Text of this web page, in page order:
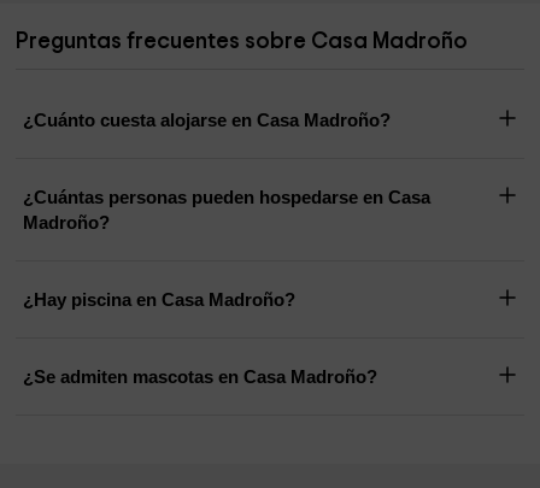
Preguntas frecuentes sobre Casa Madroño
¿Cuánto cuesta alojarse en Casa Madroño?
¿Cuántas personas pueden hospedarse en Casa
Madroño?
¿Hay piscina en Casa Madroño?
¿Se admiten mascotas en Casa Madroño?